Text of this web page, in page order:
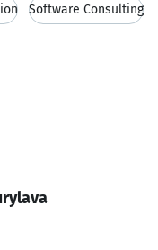
Software Consulting